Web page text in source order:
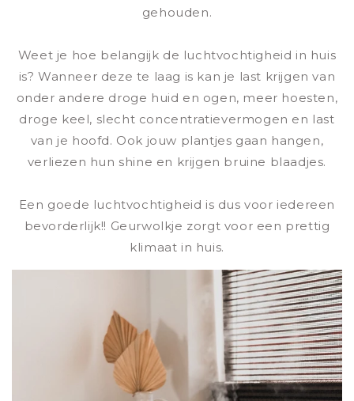
gehouden.
Weet je hoe belangijk de luchtvochtigheid in huis
is? Wanneer deze te laag is kan je last krijgen van
onder andere droge huid en ogen, meer hoesten,
droge keel, slecht concentratievermogen en last
van je hoofd. Ook jouw plantjes gaan hangen,
verliezen hun shine en krijgen bruine blaadjes.
Een goede luchtvochtigheid is dus voor iedereen
bevorderlijk!! Geurwolkje zorgt voor een prettig
klimaat in huis.